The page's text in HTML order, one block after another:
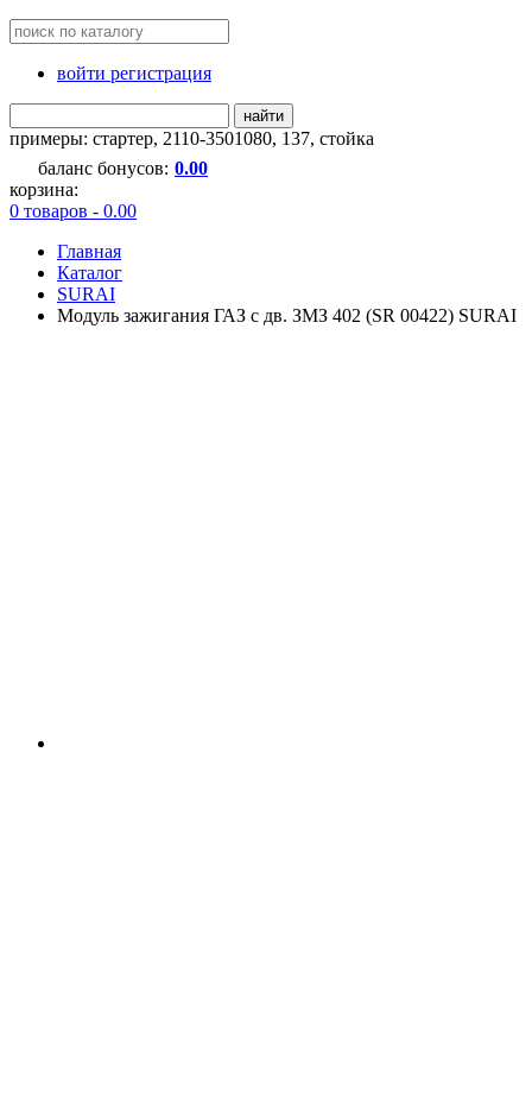
войти регистрация
найти
примеры: стартер, 2110-3501080, 137, стойка
баланс бонусов: 0.00
корзина:
0 товаров - 0.00
Главная
Каталог
SURAI
Модуль зажигания ГАЗ с дв. ЗМЗ 402 (SR 00422) SURAI